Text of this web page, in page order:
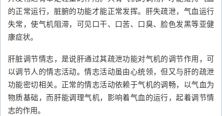
的正常运行，脏腑的功能才能正常发挥。肝失疏泄，气血运行
失常，使气机阻滞，可见口干、口苦、口臭、脸色发黑等亚健
康症状。
肝脏调节情志，是说肝通过其疏泄功能对气机的调节作用，可
以调节人的情志活动。情志活动虽由心统领，但又与肝的疏泄
功能密切相关。正常的情志活动依赖于气机的调畅，以气血为
物质基础，而肝能调理气机，影响着气血的运行，起着调节情
志的作用。